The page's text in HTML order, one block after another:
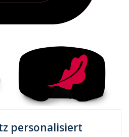
personalisiert